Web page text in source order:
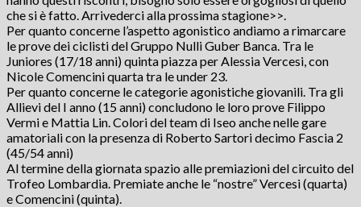
che si è fatto. Arrivederci alla prossima stagione>>.
Per quanto concerne l’aspetto agonistico andiamo a rimarcare
le prove dei ciclisti del Gruppo Nulli Guber Banca. Tra le
Juniores (17/18 anni) quinta piazza per Alessia Vercesi, con
Nicole Comencini quarta tra le under 23.
Per quanto concerne le categorie agonistiche giovanili. Tra gli
Allievi del I anno (15 anni) concludono le loro prove Filippo
Vermi e Mattia Lin. Colori del team di Iseo anche nelle gare
amatoriali con la presenza di Roberto Sartori decimo Fascia 2
(45/54 anni)
Al termine della giornata spazio alle premiazioni del circuito del
Trofeo Lombardia. Premiate anche le “nostre” Vercesi (quarta)
e Comencini (quinta).